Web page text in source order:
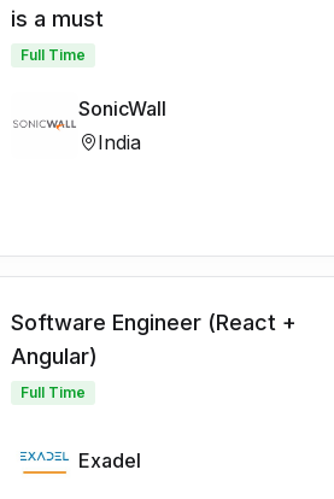
is a must
Full Time
SonicWall
India
Software Engineer (React +
Angular)
Full Time
Exadel